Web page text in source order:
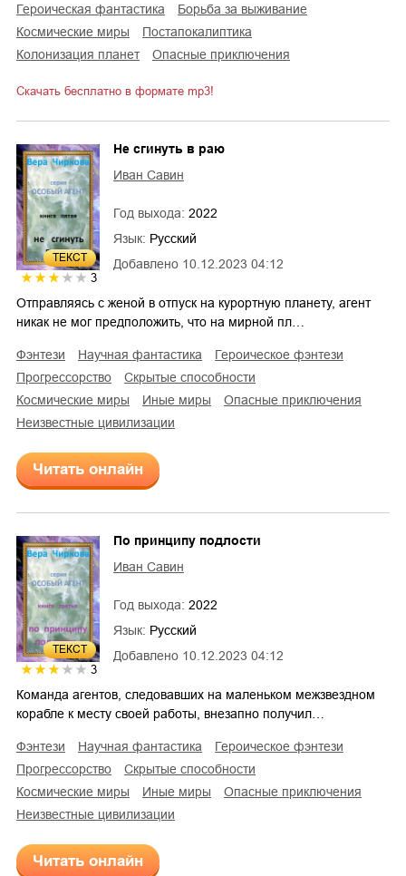
героическая фантастика
борьба за выживание
космические миры
постапокалиптика
колонизация планет
опасные приключения
Скачать бесплатно в формате mp3!
ТЕКСТ
3
Добавлено 10.12.2023 04:12
Не сгинуть в раю
Иван Савин
Год выхода: 2022
Язык: Русский
Отправляясь с женой в отпуск на курортную планету, агент
никак не мог предположить, что на мирной пл…
фэнтези научная фантастика
героическое фэнтези
прогрессорство
скрытые способности
космические миры
иные миры
опасные приключения
неизвестные цивилизации
Читать онлайн
ТЕКСТ
3
Добавлено 10.12.2023 04:12
По принципу подлости
Иван Савин
Год выхода: 2022
Язык: Русский
Команда агентов, следовавших на маленьком межзвездном
корабле к месту своей работы, внезапно получил…
фэнтези научная фантастика
героическое фэнтези
прогрессорство
скрытые способности
космические миры
иные миры
опасные приключения
неизвестные цивилизации
Читать онлайн